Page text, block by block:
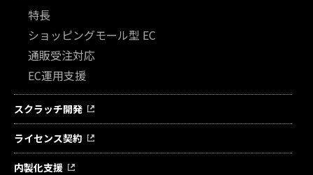
特長
ショッピングモール型 EC
通販受注対応
EC運用支援
スクラッチ開発
ライセンス契約
内製化支援